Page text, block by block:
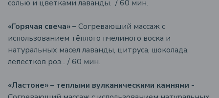
солью и цветками лаванды. / 60 мин.
«Горячая свеча» –Согревающий массаж с
использованием тёплого пчелиного воска и
натуральных масел лаванды, цитруса, шоколада,
лепестков роз... / 60 мин.
«Ластоне» – теплыми вулканическими камнями -